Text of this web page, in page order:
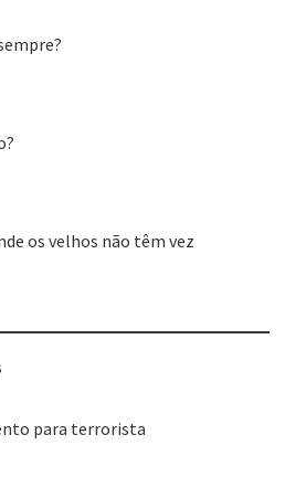
os velhos não têm vez
para terrorista